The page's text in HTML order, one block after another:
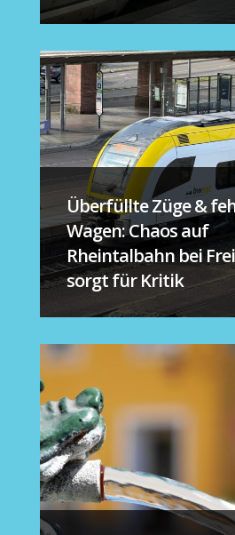
Überfüllte Züge &
Wagen: Chaos auf
Rheintalbahn bei
sorgt für Kritik